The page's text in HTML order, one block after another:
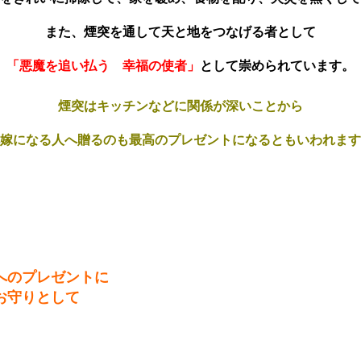
また、煙突を通して天と地をつなげる者として
「悪魔を追い払う 幸福の使者」 として崇められています。
煙突はキッチンなどに関係が深いことから
になる人へ贈るのも最高のプレゼントになるともいわれま
プレゼントに
りとして